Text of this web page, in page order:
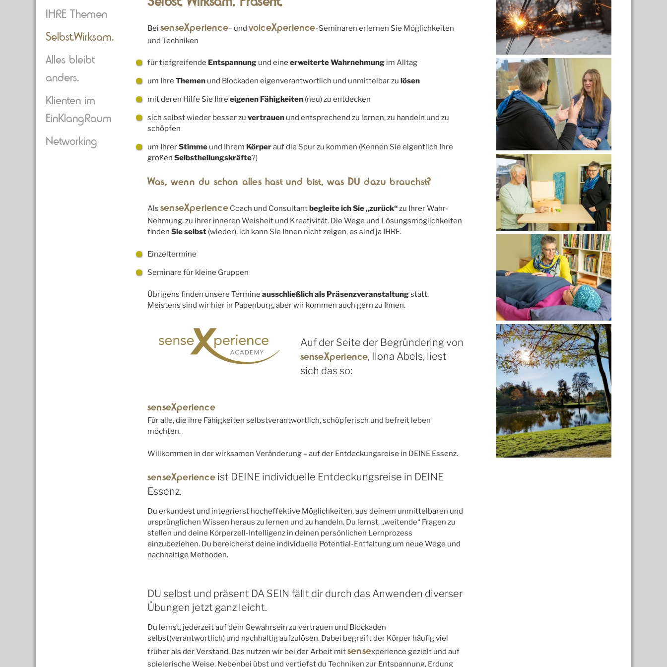
IHRE Themen
Selbst.Wirksam.
Alles bleibt
anders.
Klienten im
EinKlangRaum
Networking
Bei senseXperience– undvoiceXperience-Seminaren erlernen Sie Möglichkeiten
und Techniken
für tiefgreifende Entspannung und eine erweiterte Wahrnehmung im Alltag
um Ihre Themen und Blockaden eigenverantwortlich und unmittelbar zu lösen
mit deren Hilfe Sie Ihre eigenen Fähigkeiten (neu) zu entdecken
sich selbst wieder besser zu vertrauen und entsprechend zu lernen, zu handeln und zu
schöpfen
um IhrerStimme und Ihrem Körperauf die Spur zu kommen (Kennen Sie eigentlich Ihre
großen Selbstheilungskräfte?)
Was, wenn du schon alles hast und bist, was DU dazu brauchst?
Als senseXperienceCoach und Consultantbegleite ich Sie „zurück“zu Ihrer Wahr-
Nehmung, zu ihrer inneren Weisheit und Kreativität. Die Wege und Lösungsmöglichkeiten
finden Sie selbst (wieder), ich kann Sie Ihnen nicht zeigen, es sind ja IHRE.
Einzeltermine
Seminare für kleine Gruppen
Übrigens finden unsere Termine ausschließlich als Präsenzveranstaltungstatt.
Meistens sind wir hier in Papenburg, aber wir kommen auch gern zu Ihnen.
Auf der Seite der Begründering von
senseXperience, Ilona Abels, liest
sich das so:
senseXperience
Für alle, die ihre Fähigkeiten selbstverantwortlich, schöpferisch und befreit leben
möchten.
Willkommen in der wirksamen Veränderung – auf der Entdeckungsreise in DEINE Essenz.
senseXperienceist DEINE individuelle Entdeckungsreise in DEINE
Essenz.
Du erkundest und integrierst hocheffektive Möglichkeiten, aus deinem unmittelbaren und
ursprünglichen Wissen heraus zu lernen und zu handeln. Du lernst, „weitende“ Fragen zu
stellen und deine Körperzell-Intelligenz in deinen persönlichen Lernprozess
einzubeziehen. Du bereicherst deine individuelle Potential-Entfaltung um neue Wege und
nachhaltige Methoden.
DU selbst und präsent DA SEIN fällt dir durch das Anwenden diverser
Übungen jetzt ganz leicht.
Du lernst, jederzeit auf dein Gewahrsein zu vertrauen und Blockaden
selbst(verantwortlich) und nachhaltig aufzulösen. Dabei begreift der Körper häufig viel
früher als der Verstand. Das nutzen wir bei der Arbeit mitsensexperience gezielt und auf
spielerische Weise. Nebenbei übst und vertiefst du Techniken zur Entspannung, Erdung